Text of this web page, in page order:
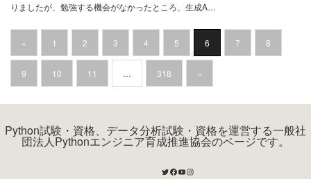
りましたが、勉強する機会がなかったところ、生成A…
« 1 2 3 4 5 6 7 8
9 10 11 … 318 »
Python試験・資格、データ分析試験・資格を運営する一般社
団法人Pythonエンジニア育成推進協会のページです。
Twitter
Facebook
YouTube
Instagram